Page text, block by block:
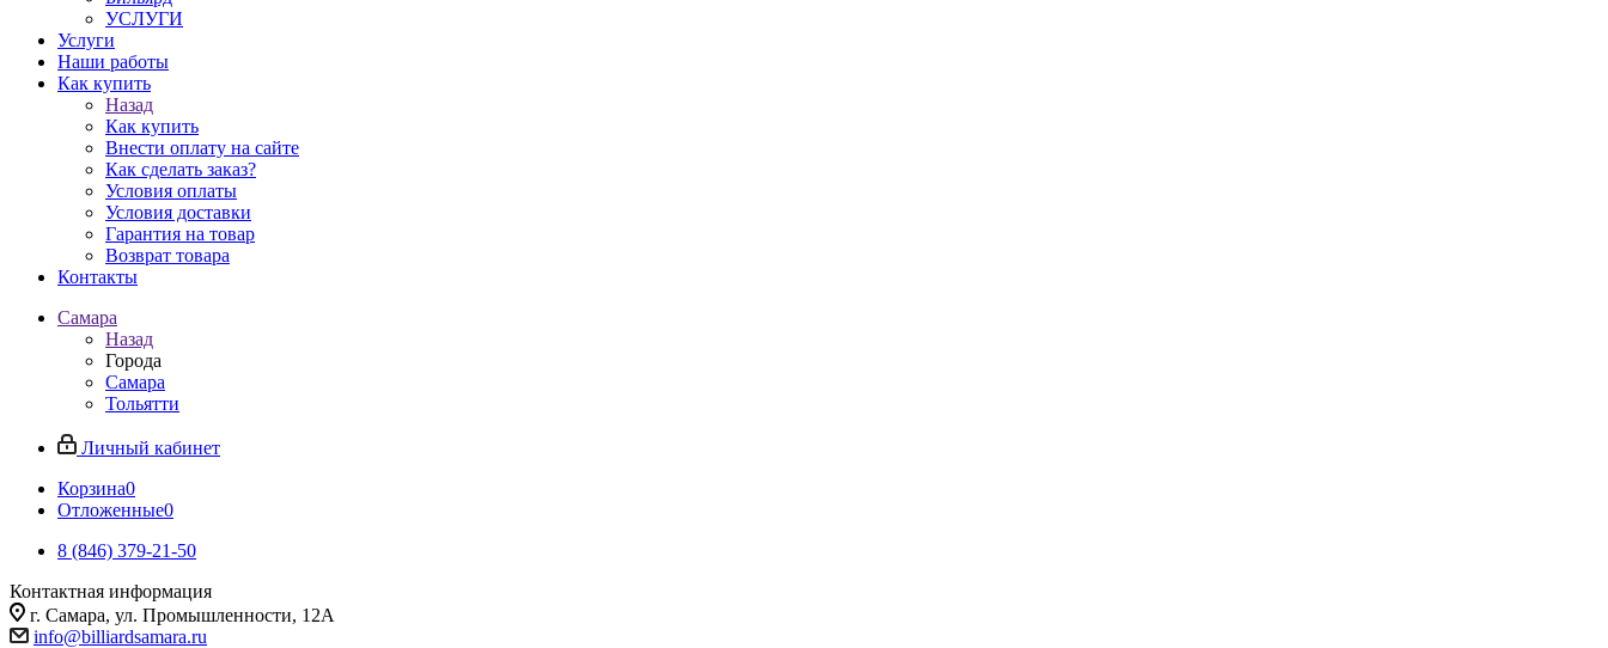
УСЛУГИ
Услуги
Наши работы
Как купить
Назад
Как купить
Внести оплату на сайте
Как сделать заказ?
Условия оплаты
Условия доставки
Гарантия на товар
Возврат товара
Контакты
Самара
Назад
Города
Самара
Тольятти
Личный кабинет
Корзина0
Отложенные0
8 (846) 379-21-50
Контактная информация
г. Самара, ул. Промышленности, 12А
info@billiardsamara.ru